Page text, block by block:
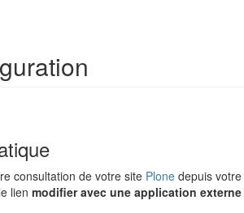
consultation de votre site Plone depuis
lien modifier avec une application externe